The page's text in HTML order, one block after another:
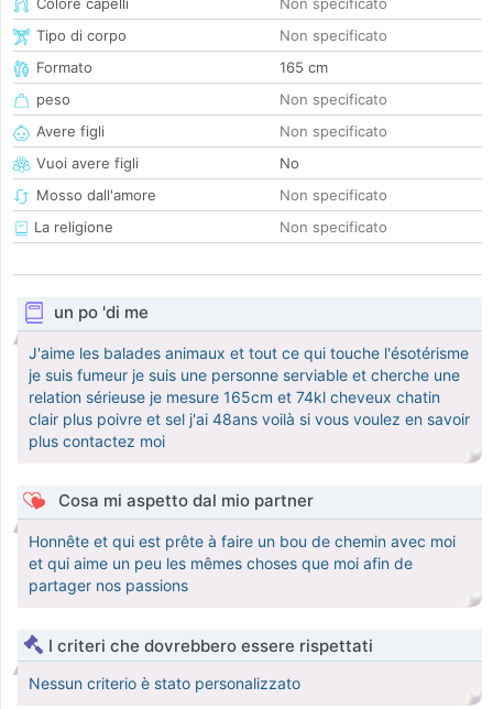
Tipo di corpo
Non specificato
Formato
165 cm
peso
Non specificato
Avere figli
Non specificato
Vuoi avere figli
No
Mosso dall'amore
Non specificato
La religione
Non specificato
un po 'di me
J'aime les balades animaux et tout ce qui touche l'ésotérisme
je suis fumeur je suis une personne serviable et cherche une
relation sérieuse je mesure 165cm et 74kl cheveux chatin
clair plus poivre et sel j'ai 48ans voilà si vous voulez en savoir
plus contactez moi
Cosa mi aspetto dal mio partner
Honnête et qui est prête à faire un bou de chemin avec moi
et qui aime un peu les mêmes choses que moi afin de
partager nos passions
I criteri che dovrebbero essere rispettati
Nessun criterio è stato personalizzato